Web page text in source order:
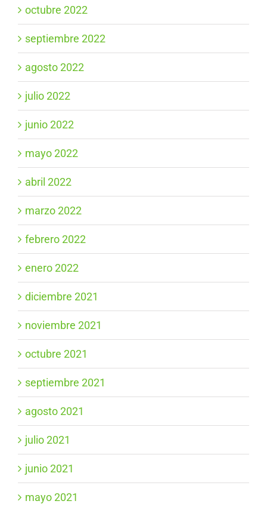
octubre 2022
septiembre 2022
agosto 2022
julio 2022
junio 2022
mayo 2022
abril 2022
marzo 2022
febrero 2022
enero 2022
diciembre 2021
noviembre 2021
octubre 2021
septiembre 2021
agosto 2021
julio 2021
junio 2021
mayo 2021